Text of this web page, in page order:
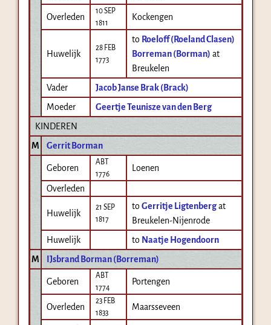
Overleden
10 SEP
1811
Kockengen
Huwelijk
28 FEB
1773
to Roeloff (Roeland Clasen)
Borreman (Borman) at
Breukelen
Vader
Jacob Janse Brak (Brack)
Moeder
Geertje Teunisze van den Berg
KINDEREN
M
Gerrit Borman
Geboren
ABT
1776
Loenen
Overleden
Huwelijk
21 SEP
1817
toGerritje Ligtenberg at
Breukelen-Nijenrode
Huwelijk
to Naatje Hogendoorn
M
IJsbrand Borman (Borreman)
Geboren
ABT
1774
Portengen
Overleden
23 FEB
1833
Maarsseveen